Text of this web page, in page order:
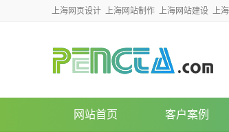
上海网页设计 上海网站制作 上海网站建设 上
网站首页 客户案例